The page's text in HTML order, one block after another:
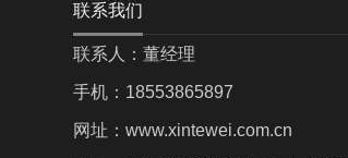
联系我们
联系人：董经理
手机：18553865897
网址：www.xintewei.com.cn